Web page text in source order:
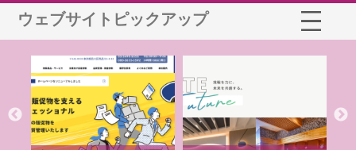
ウェブサイトピックアップ